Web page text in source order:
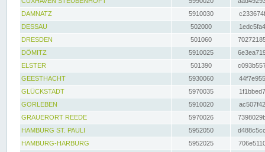
DAMNATZ
5910030
DESSAU
502000
DRESDEN
501060
DÖMITZ
5910025
ELSTER
501390
GEESTHACHT
5930060
GLÜCKSTADT
5970035
GORLEBEN
5910020
GRAUERORT REEDE
5970026
HAMBURG ST. PAULI
5952050
HAMBURG-HARBURG
5952025